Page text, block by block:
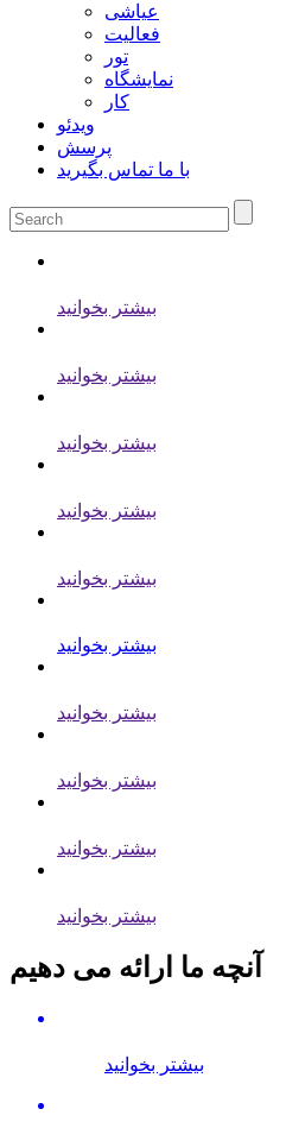
عیاشی
فعالیت
تور
نمایشگاه
کار
ویدئو
پرسش
با ما تماس بگیرید
بیشتر بخوانید
بیشتر بخوانید
بیشتر بخوانید
بیشتر بخوانید
بیشتر بخوانید
بیشتر بخوانید
بیشتر بخوانید
بیشتر بخوانید
بیشتر بخوانید
بیشتر بخوانید
آنچه ما ارائه می دهیم
بیشتر بخوانید